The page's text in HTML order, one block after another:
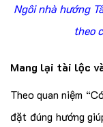
Ngôi nhà hướng
theo
Mang lại tài lộc
Theo quan niệm
đặt đúng hướng